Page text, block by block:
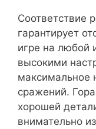
Соответствие
гарантирует
игре на любой
высокими
максимальное
сражений.
хорошей
внимательно